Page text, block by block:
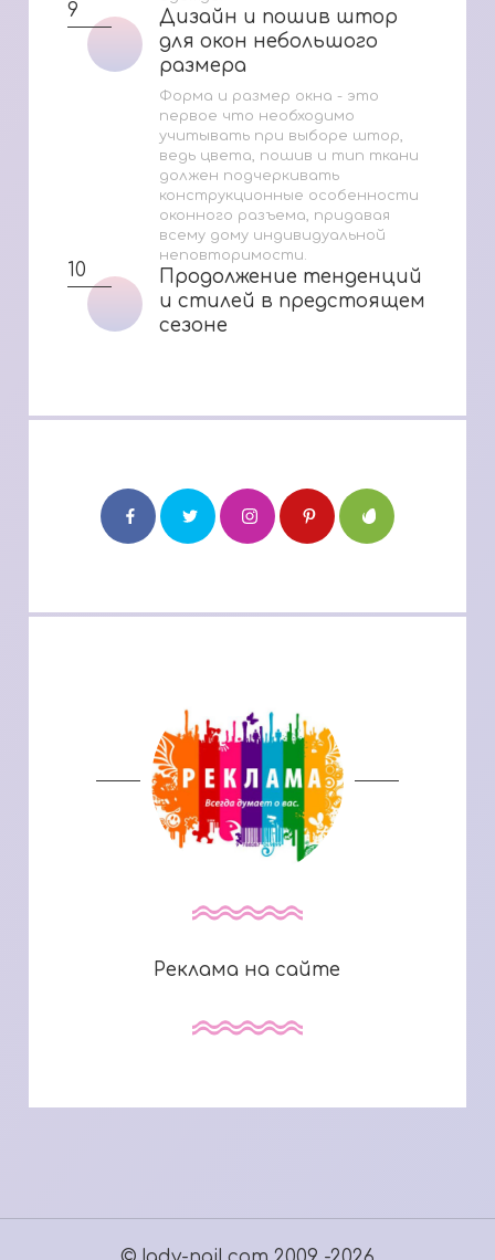
9
Дизайн и пошив штор
для окон небольшого
размера
Дизайн и пошив штор
для окон небольшого
размера
Форма и размер окна - это
первое что необходимо
учитывать при выборе штор,
ведь цвета, пошив и тип ткани
должен подчеркивать
конструкционные особенности
оконного разъема, придавая
всему дому индивидуальной
неповторимости.
10
Продолжение тенденций
и стилей в предстоящем
сезоне
Продолжение тенденций
и стилей в предстоящем
сезоне
Реклама на сайте